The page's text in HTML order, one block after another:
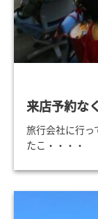
来店予約な
旅行会社に行
たこ・・・・